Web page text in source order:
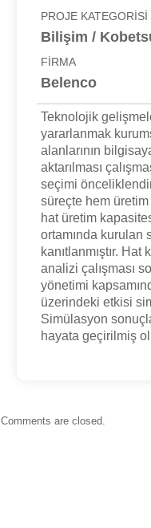
PROJE KATEGORİSİ
Bilişim /
FİRMA
Belenco
Teknolojik
yararlanmak
alanlarının
aktarılması
seçimi
süreçte hem
hat üretim
ortamında kurulan
kanıtlanmıştır.
analizi çalışması
yönetimi
üzerindeki etkisi
Simülasyon
hayata geçirilmiş
Comments are closed.